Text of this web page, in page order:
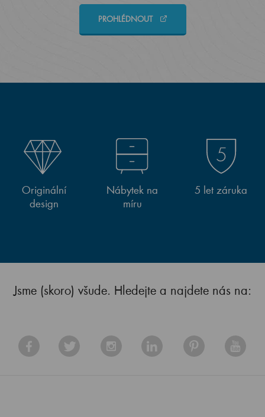
PROHLÉDNOUT
Originální
design
Nábytek na
míru
5 let záruka
Jsme (skoro) všude. Hledejte a najdete nás na: